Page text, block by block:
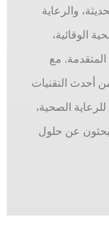
والرعاية
الوقائية،
المتقدمة. مع
أحدث التقنيات
الصحية،
يبحثون عن حلول